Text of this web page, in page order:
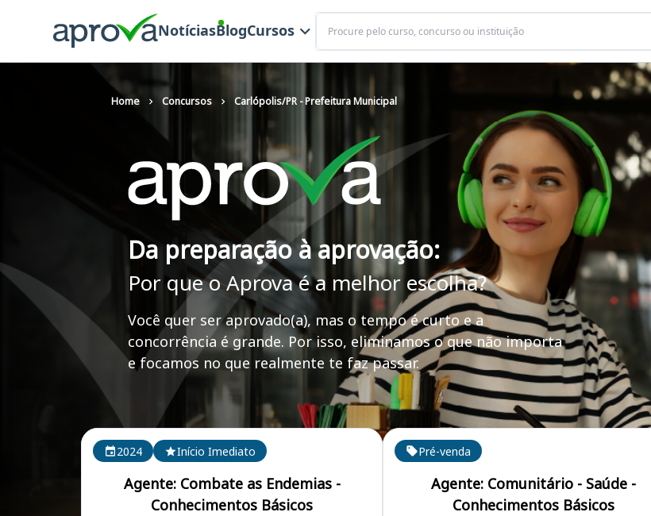
NotíciasBlogCursos
Buscar
Home Concursos Carlópolis/PR - Prefeitura Municipal
Da preparação à aprovação:
Por que o Aprova é a melhor escolha?
Você quer ser aprovado(a), mas o tempo é curto e a
concorrência é grande. Por isso, eliminamos o que não importa
e focamos no que realmente te faz passar.
Cursos em destaque para passar no concurso
2024
Início Imediato
Agente: Combate as Endemias -
Conhecimentos Básicos
Pré-venda
Agente: Comunitário - Saúde -
Conhecimentos Básicos